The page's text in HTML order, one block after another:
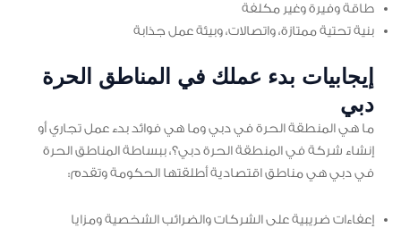
طاقة وفيرة وغير مكلفة
بنية تحتية ممتازة، واتصالات، وبيئة عمل جذابة
إيجابيات بدء عملك في المناطق الحرة
دبي
ما هي المنطقة الحرة في دبي وما هي فوائد بدء عمل تجاري أو
إنشاء شركة في المنطقة الحرة دبي؟، ببساطة المناطق الحرة
في دبي هي مناطق اقتصادية أطلقتها الحكومة وتقدم:
إعفاءات ضريبية على الشركات والضرائب الشخصية ومزايا